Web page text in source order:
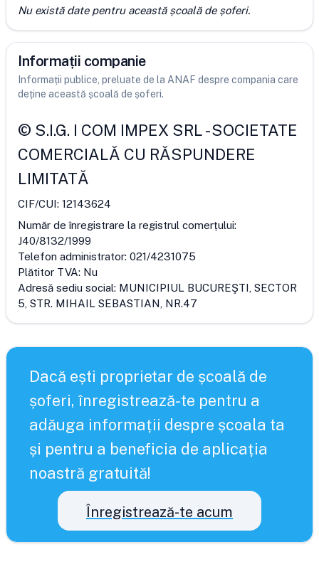
Nu există date pentru această școală de șoferi.
Informații companie
Informații publice, preluate de la ANAF despre compania care
deține această școală de șoferi.
© S.I.G. I COM IMPEX SRL-SOCIETATE
COMERCIALĂ CU RĂSPUNDERE
LIMITATĂ
CIF/CUI: 12143624
Număr de înregistrare la registrul comerțului:
J40/8132/1999
Telefon administrator: 021/4231075
Plătitor TVA: Nu
Adresă sediu social: MUNICIPIUL BUCUREŞTI, SECTOR
5, STR. MIHAIL SEBASTIAN, NR.47
Dacă ești proprietar de școală de
șoferi, înregistrează-te pentru a
adăuga informații despre școala ta
și pentru a beneficia de aplicația
noastră gratuită!
Înregistrează-te acum